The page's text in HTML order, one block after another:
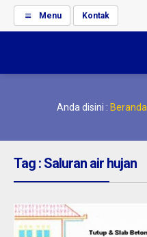
Menu Kontak
Anda disini : Beranda
Tag : Saluran air hujan